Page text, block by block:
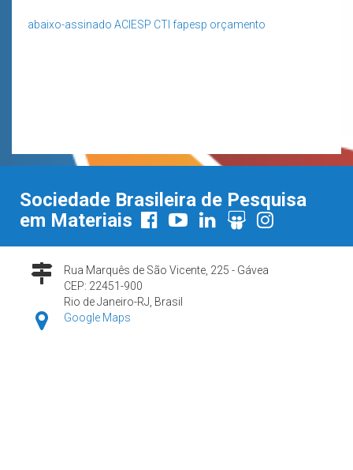
abaixo-assinado ACIESP CTI fapesp orçamento
Sociedade Brasileira de Pesquisa
em Materiais
Rua Marquês de São Vicente, 225 - Gávea
CEP: 22451-900
Rio de Janeiro-RJ, Brasil
Google Maps